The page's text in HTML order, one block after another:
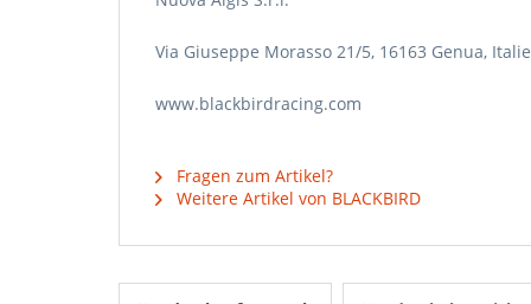
Via Giuseppe Morasso 21/5, 16163 Genua,
www.blackbirdracing.com
Fragen zum Artikel?
Weitere Artikel von BLACKBIRD